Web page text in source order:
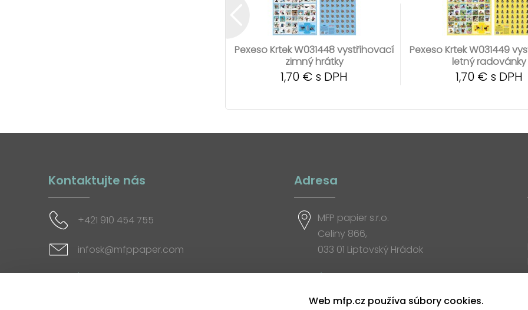
Pexeso Krtek W031448 vystřihovací
zimný hrátky
1,70 € s DPH
Pexeso Krtek W031449
letný radovánky
1,70 € s DPH
Kontaktujte nás
+421 910 454 755
infosk@mfppaper.com
Sociálne siete
Adresa
MFP papier s.r.o.
Celiny 866,
033 01 Liptovský Hrádok
Otváracia doba
Web mfp.cz používa súbory cookies.